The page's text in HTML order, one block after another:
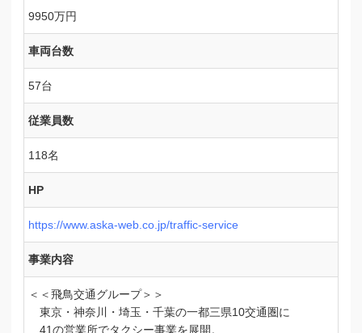
9950万円
車両台数
57台
従業員数
118名
HP
https://www.aska-web.co.jp/traffic-service
事業内容
＜＜飛鳥交通グループ＞＞
東京・神奈川・埼玉・千葉の一都三県10交通圏に
41の営業所でタクシー事業を展開。